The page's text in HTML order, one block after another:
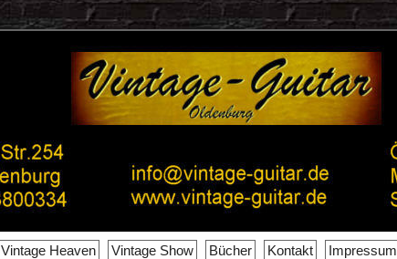
Vintage Heaven Vintage Show Bücher Kontakt Impressum